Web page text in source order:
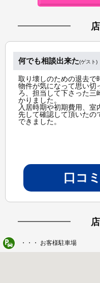
何でも相談出来た(ゲスト)
取り壊しのための退去で
物件が気になって思い切
ろ、担当して下さった三
かりました。
入居時期や初期費用、
先して確認して頂いたの
できました。
口コ
・・・ お客様駐車場